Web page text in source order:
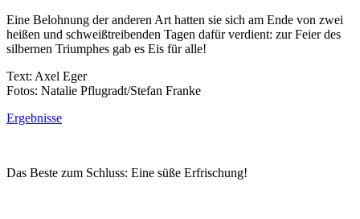
Eine Belohnung der anderen Art hatten sie sich am Ende von zwei
heißen und schweißtreibenden Tagen dafür verdient: zur Feier des
silbernen Triumphes gab es Eis für alle!
Text: Axel Eger
Fotos: Natalie Pflugradt/Stefan Franke
Ergebnisse
Das Beste zum Schluss: Eine süße Erfrischung!